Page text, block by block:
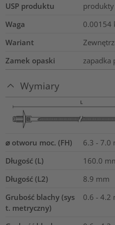
USP produktu
Waga
0.00154
Wariant
Zamek opaski
zapadka
Wymiary
⌀ otworu moc. (FH)
6.3 - 7.0
Długość (L)
160.0
Długość (L2)
8.9 mm
Grubość blachy (sys
t. metryczny)
0.6 - 4.2